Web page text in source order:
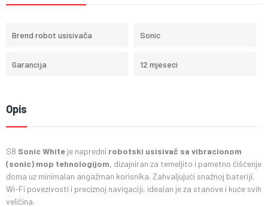
Brend robot usisivača Sonic
Garancija 12 mjeseci
Opis
S8 Sonic White je napredni robotski usisivač sa vibracionom
(sonic) mop tehnologijom, dizajniran za temeljito i pametno čišćenje
doma uz minimalan angažman korisnika. Zahvaljujući snažnoj bateriji,
Wi-Fi povezivosti i preciznoj navigaciji, idealan je za stanove i kuće svih
veličina.